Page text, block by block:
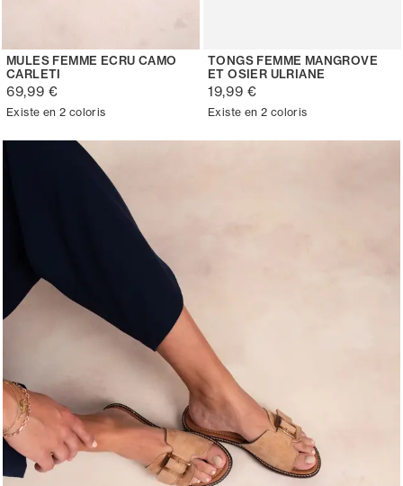
MULES FEMME ECRU CAMO
CARLETI
69,99 €
Existe en 2 coloris
TONGS FEMME MANGROVE
ET OSIER ULRIANE
19,99 €
Existe en 2 coloris